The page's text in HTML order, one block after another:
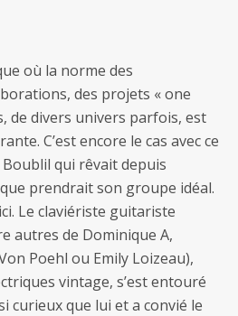
où la norme des
des projets « one
de divers univers parfois, est
C’est encore le cas avec ce
qui rêvait depuis
prendrait son groupe idéal.
Le claviériste guitariste
autres de Dominique A,
Poehl ou Emily Loizeau),
vintage, s’est entouré
curieux que lui et a convié le